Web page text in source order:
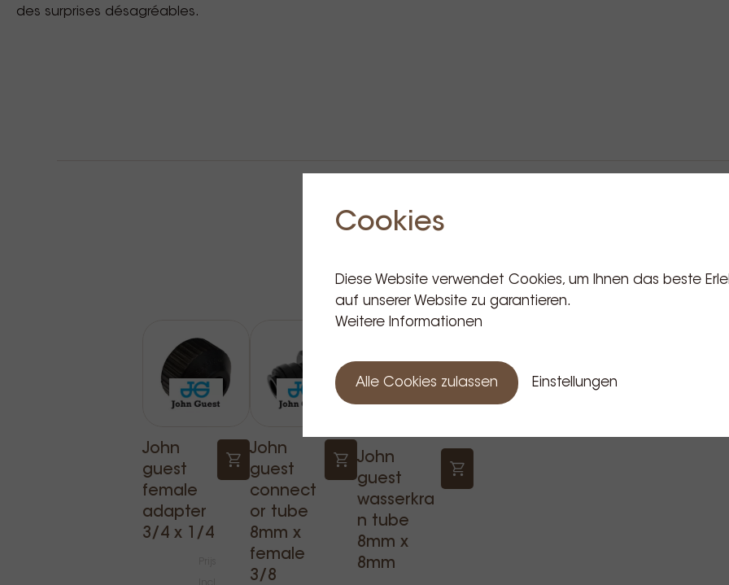
des surprises désagréables.
John
guest
female
adapter
3/4 x 1/4
John
guest
connect
or tube
8mm x
female
3/8
John
guest
wasserkra
n tube
8mm x
8mm
Cookies
Diese Website verwendet Cookies, um Ihnen das beste
auf unserer Website zu garantieren.
Weitere Informationen
Alle Cookies zulassen Einstellungen